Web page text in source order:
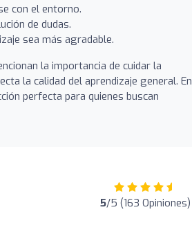
con el entorno.
de dudas.
sea más agradable.
la importancia de cuidar la
la calidad del aprendizaje general. En
perfecta para quienes buscan
5/5 (163 Opiniones)